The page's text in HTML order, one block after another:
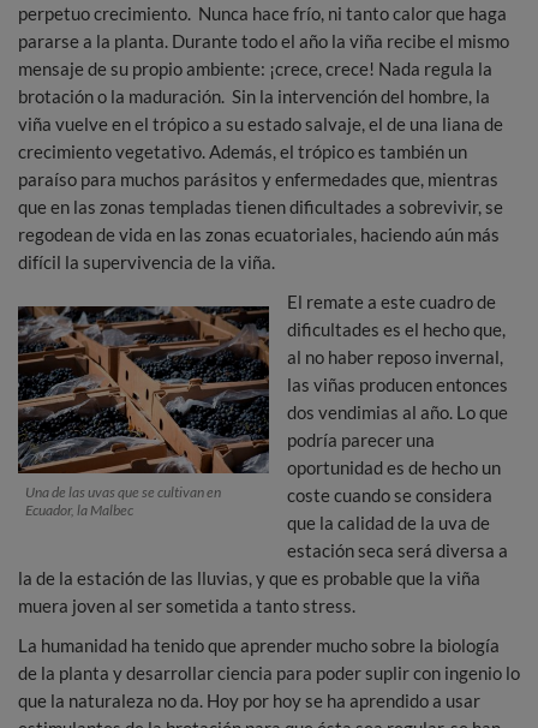
perpetuo crecimiento. Nunca hace frío, ni tanto calor que haga
pararse a la planta. Durante todo el año la viña recibe el mismo
mensaje de su propio ambiente: ¡crece, crece! Nada regula la
brotación o la maduración. Sin la intervención del hombre, la
viña vuelve en el trópico a su estado salvaje, el de una liana de
crecimiento vegetativo. Además, el trópico es también un
paraíso para muchos parásitos y enfermedades que, mientras
que en las zonas templadas tienen dificultades a sobrevivir, se
regodean de vida en las zonas ecuatoriales, haciendo aún más
difícil la supervivencia de la viña.
Una de las uvas que se cultivan en
Ecuador, la Malbec
El remate a este cuadro de
dificultades es el hecho que,
al no haber reposo invernal,
las viñas producen entonces
dos vendimias al año. Lo que
podría parecer una
oportunidad es de hecho un
coste cuando se considera
que la calidad de la uva de
estación seca será diversa a
la de la estación de las lluvias, y que es probable que la viña
muera joven al ser sometida a tanto stress.
La humanidad ha tenido que aprender mucho sobre la biología
de la planta y desarrollar ciencia para poder suplir con ingenio lo
que la naturaleza no da. Hoy por hoy se ha aprendido a usar